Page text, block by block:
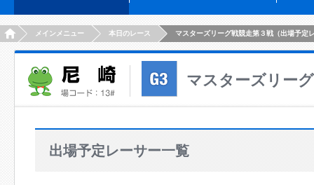
HOMEメインメニュー 本日のレース マスターズリーグ戦競走第３戦（出場予定
マスターズリー
出場予定レーサー一覧